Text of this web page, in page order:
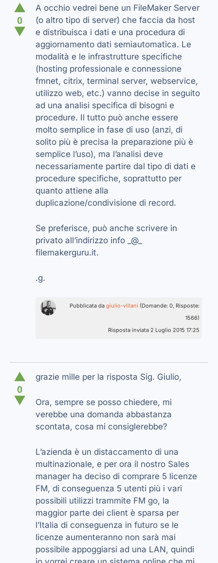
▲
0
▼
A occhio vedrei bene un FileMaker Server
(o altro tipo di server) che faccia da host
e distribuisca i dati e una procedura di
aggiornamento dati semiautomatica. Le
modalità e le infrastrutture specifiche
(hosting professionale e connessione
fmnet, citrix, terminal server, webservice,
utilizzo web, etc.) vanno decise in seguito
ad una analisi specifica di bisogni e
procedure. Il tutto può anche essere
molto semplice in fase di uso (anzi, di
solito più è precisa la preparazione più è
semplice l’uso), ma l’analisi deve
necessariamente partire dal tipo di dati e
procedure specifiche, soprattutto per
quanto attiene alla
duplicazione/condivisione di record.
Se preferisce, può anche scrivere in
privato all’indirizzo info _@_
filemakerguru.it.
.g.
Pubblicata da giulio-villani (Domande: 0, Risposte:
1566)
Risposta inviata 2 Luglio 2015 17:25
▲
0
▼
grazie mille per la risposta Sig. Giulio,
Ora, sempre se posso chiedere, mi
verebbe una domanda abbastanza
scontata, cosa mi consiglerebbe?
L’azienda è un distaccamento di una
multinazionale, e per ora il nostro Sales
manager ha deciso di comprare 5 licenze
FM, di conseguenza 5 utenti più i vari
possibili utilizzi trammite FM go, la
maggior parte dei client è sparsa per
l’Italia di conseguenza in futuro se le
licenze aumenteranno non sarà mai
possibile appoggiarsi ad una LAN, quindi